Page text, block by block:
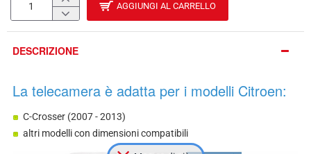
AGGIUNGI AL CARRELLO
DESCRIZIONE
La telecamera è adatta per i modelli Citroen:
C-Crosser (2007 - 2013)
altri modelli con dimensioni compatibili